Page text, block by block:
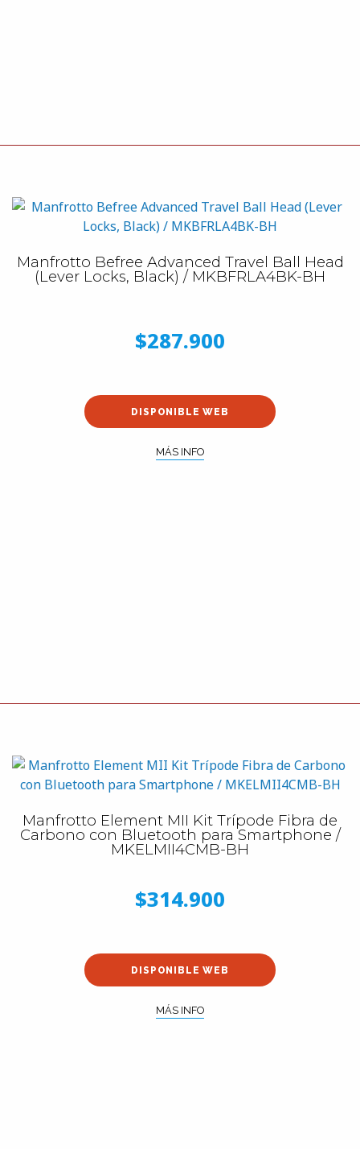
Manfrotto Befree Advanced Travel Ball Head
(Lever Locks, Black) / MKBFRLA4BK-BH
$287.900
DISPONIBLE WEB
MÁS INFO
Manfrotto Element MII Kit Trípode Fibra de
Carbono con Bluetooth para Smartphone /
MKELMII4CMB-BH
$314.900
DISPONIBLE WEB
MÁS INFO